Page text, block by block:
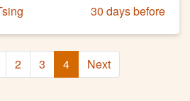
30 days before
2 3 4 Next